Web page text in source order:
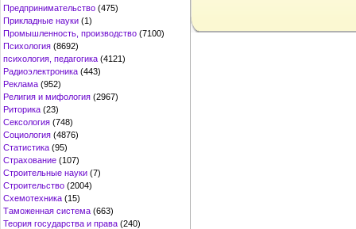
Предпринимательство (475)
Прикладные науки (1)
Промышленность, производство (7100)
Психология (8692)
психология, педагогика (4121)
Радиоэлектроника (443)
Реклама (952)
Религия и мифология (2967)
Риторика (23)
Сексология (748)
Социология (4876)
Статистика (95)
Страхование (107)
Строительные науки (7)
Строительство (2004)
Схемотехника (15)
Таможенная система (663)
Теория государства и права (240)